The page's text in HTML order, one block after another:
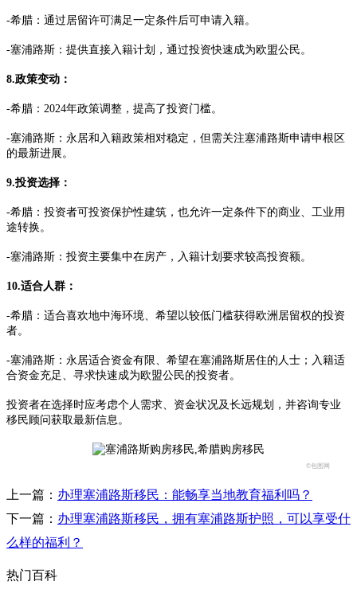
-希腊：通过居留许可满足一定条件后可申请入籍。
-塞浦路斯：提供直接入籍计划，通过投资快速成为欧盟公民。
8.政策变动：
-希腊：2024年政策调整，提高了投资门槛。
-塞浦路斯：永居和入籍政策相对稳定，但需关注塞浦路斯申请申根区
的最新进展。
9.投资选择：
-希腊：投资者可投资保护性建筑，也允许一定条件下的商业、工业用
途转换。
-塞浦路斯：投资主要集中在房产，入籍计划要求较高投资额。
10.适合人群：
-希腊：适合喜欢地中海环境、希望以较低门槛获得欧洲居留权的投资
者。
-塞浦路斯：永居适合资金有限、希望在塞浦路斯居住的人士；入籍适
合资金充足、寻求快速成为欧盟公民的投资者。
投资者在选择时应考虑个人需求、资金状况及长远规划，并咨询专业
移民顾问获取最新信息。
©包图网
上一篇： 办理塞浦路斯移民：能畅享当地教育福利吗？
下一篇： 办理塞浦路斯移民，拥有塞浦路斯护照，可以享受什
么样的福利？
热门百科